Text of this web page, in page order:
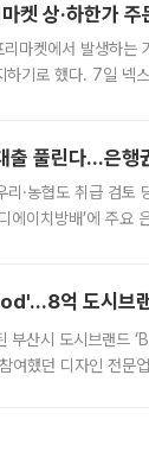
켓 상·하한가 주
마켓에서 발생하
하기로 했다. 7일 넥
출 풀린다…은
·농협도 취급 검토
에이치방배’에 주
억 도시브랜
부산시 도시브랜드
여했던 디자인 전